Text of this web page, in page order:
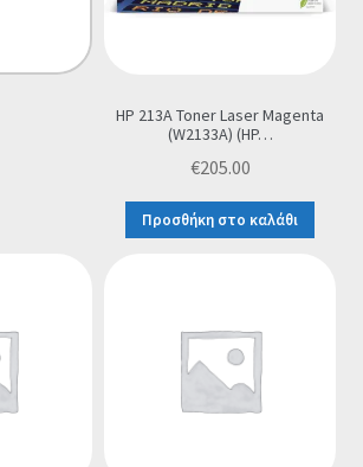
HP 213A Toner Laser Magenta
(W2133A) (HP…
€205.00
Προσθήκη στο καλάθι